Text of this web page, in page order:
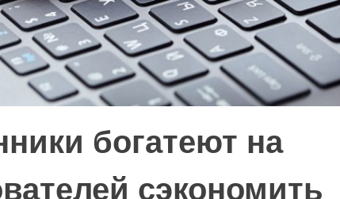
богатеют на
сэкономить